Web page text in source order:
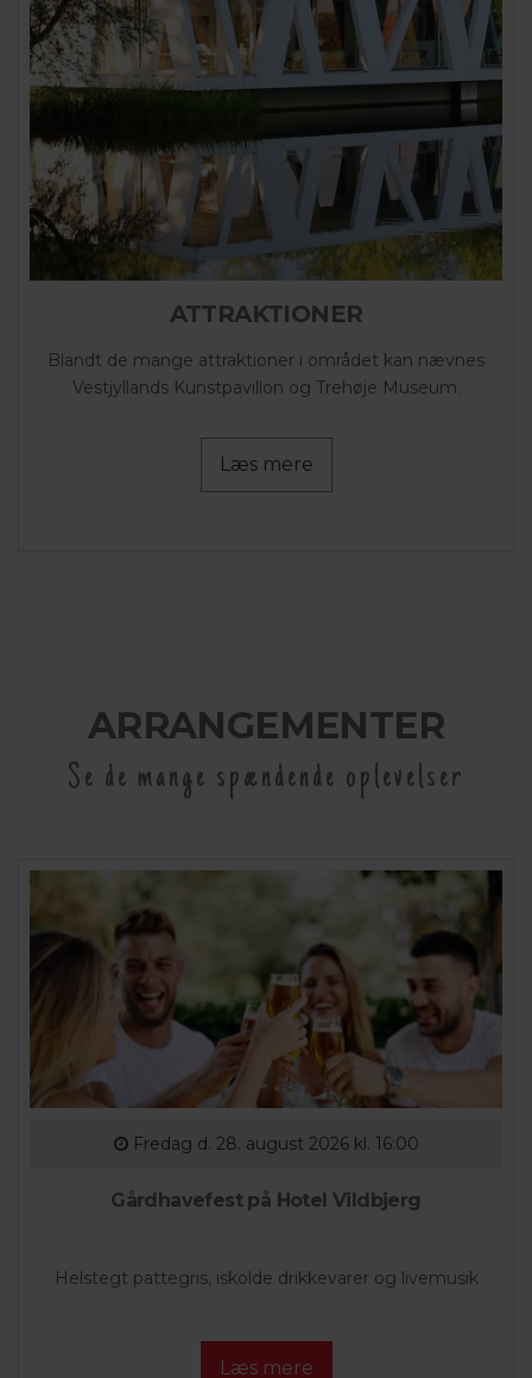
ATTRAKTIONER
Blandt de mange attraktioner i området kan nævnes
Vestjyllands Kunstpavillon og Trehøje Museum.
Læs mere
ARRANGEMENTER
Se de mange spændende oplevelser
Fredag d. 28. august 2026 kl. 16:00
Gårdhavefest på Hotel Vildbjerg
Helstegt pattegris, iskolde drikkevarer og livemusik
Læs mere